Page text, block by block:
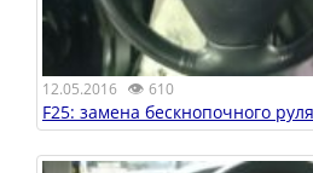
12.05.2016 👁 610
F25: замена беcкнопочного